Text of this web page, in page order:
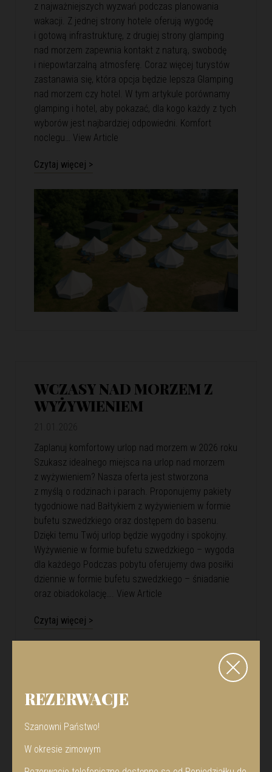
z najważniejszych wyzwań podczas planowania
wakacji. Z jednej strony hotele oferują wygodę
i gotową infrastrukturę, z drugiej strony glamping
nad morzem zapewnia kontakt z naturą, swobodę
i niepowtarzalną atmosferę. Coraz więcej turystów
zastanawia się, która opcja będzie lepsza Glamping
nad morzem czy hotel. W tym artykule porównamy
glamping i hotel, aby pokazać, dla kogo każdy z tych
wyborów jest najbardziej odpowiedni. Komfort
noclegu… View Article
Czytaj więcej >
WCZASY NAD MORZEM Z
WYŻYWIENIEM
Zaplanuj komfortowy urlop nad morzem w 2026 roku
Szukasz idealnego miejsca na urlop nad morzem
z wyżywieniem? Nasza oferta jest stworzona
z myślą o rodzinach i parach. Proponujemy pakiety
tygodniowe nad Bałtykiem z wyżywieniem w formie
bufetu szwedzkiego oraz dostępem do basenu.
Dzięki temu Twój urlop będzie wygodny i spokojny.
Wyżywienie w formie bufetu szwedzkiego – wygoda
dla każdego Podczas pobytu oferujemy dwa posiłki
dziennie w formie bufetu szwedzkiego – śniadanie
oraz obiadokolację…. View Article
Czytaj więcej >
REZERWACJE
Szanowni Państwo!
W okresie zimowym